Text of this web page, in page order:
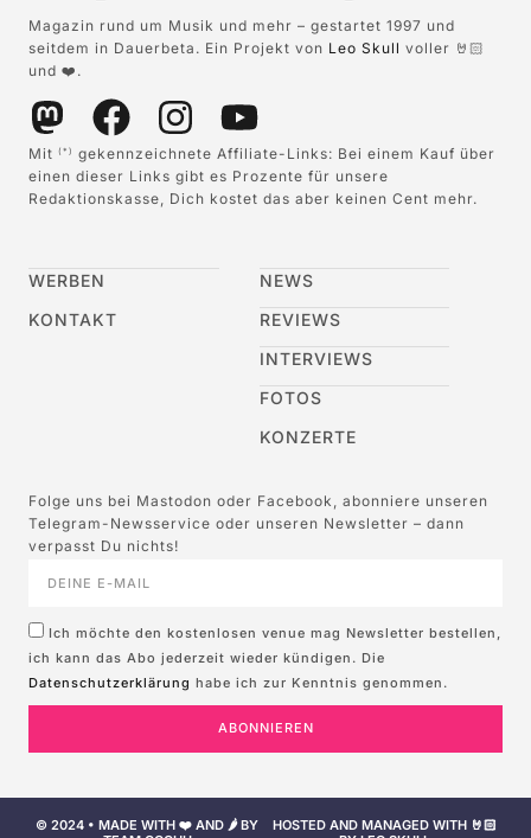
Magazin rund um Musik und mehr – gestartet 1997 und
seitdem in Dauerbeta. Ein Projekt von Leo Skull voller 🤘🏻
und ❤️.
Mit (*)
gekennzeichnete Affiliate-Links: Bei einem Kauf über
einen dieser Links gibt es Prozente für unsere
Redaktionskasse, Dich kostet das aber keinen Cent mehr.
WERBEN
KONTAKT
NEWS
REVIEWS
INTERVIEWS
FOTOS
KONZERTE
Folge uns bei Mastodon oder Facebook, abonniere unseren
Telegram-Newsservice oder unseren Newsletter – dann
verpasst Du nichts!
Ich möchte den kostenlosen venue mag Newsletter bestellen,
ich kann das Abo jederzeit wieder kündigen. Die
Datenschutzerklärung habe ich zur Kenntnis genommen.
ABONNIEREN
© 2024 • MADE WITH ❤️ AND 🌶️ BY
HOSTED AND MANAGED WITH 🤘🏻